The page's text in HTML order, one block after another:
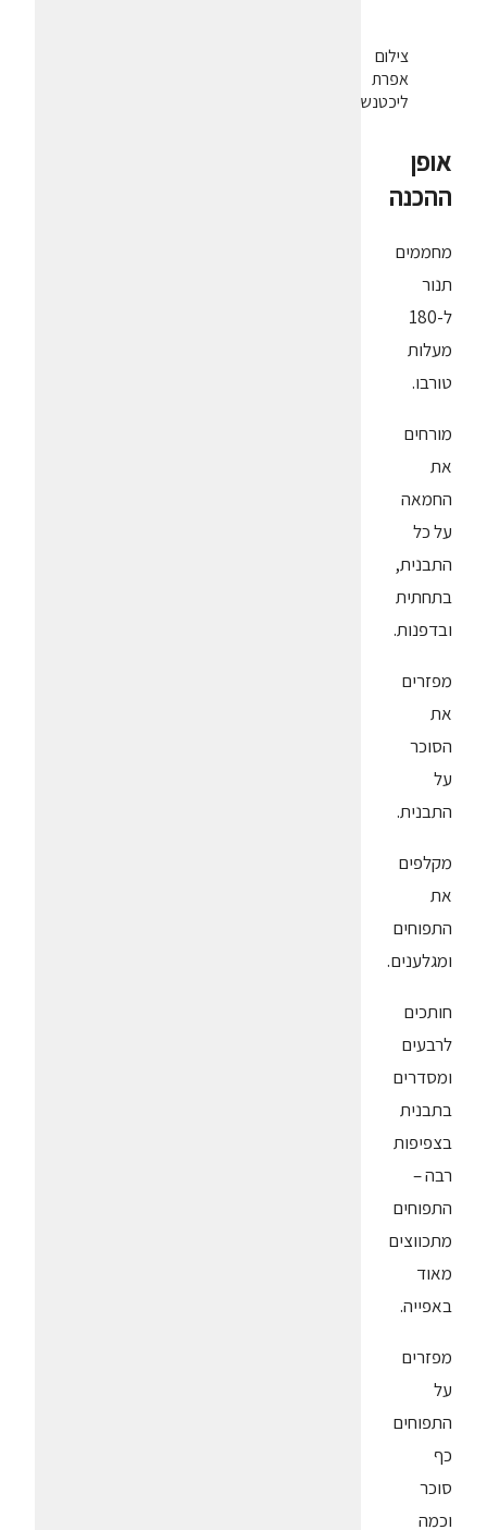
צילום
אפרת
ליכטנשטט
אופן
ההכנה
מחממים
תנור
ל-180
מעלות
טורבו.
מורחים
את
החמאה
על כל
התבנית,
בתחתית
ובדפנות.
מפזרים
את
הסוכר
על
התבנית.
מקלפים
את
התפוחים
ומגלענים.
חותכים
לרבעים
ומסדרים
בתבנית
בצפיפות
רבה –
התפוחים
מתכווצים
מאוד
באפייה.
מפזרים
על
התפוחים
כף
סוכר
וכמה